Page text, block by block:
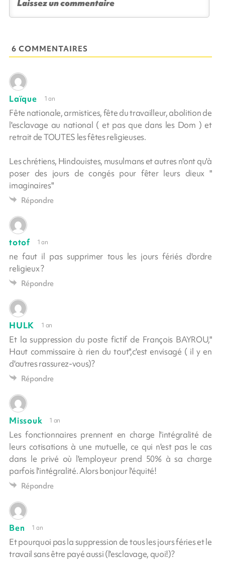
6 COMMENTAIRES
Laïque 1 an
Fête nationale, armistices, fête du travailleur, abolition de
l'esclavage au national ( et pas que dans les Dom ) et
retrait de TOUTES les fêtes religieuses.
Les chrétiens, Hindouistes, musulmans et autres n'ont qu'à
poser des jours de congés pour fêter leurs dieux "
imaginaires"
Répondre
totof 1 an
ne faut il pas supprimer tous les jours fériés d'ordre
religieux ?
Répondre
HULK 1 an
Et la suppression du poste fictif de François BAYROU,"
Haut commissaire à rien du tout",c'est envisagé ( il y en
d'autres rassurez-vous)?
Répondre
Missouk 1 an
Les fonctionnaires prennent en charge l'intégralité de
leurs cotisations à une mutuelle, ce qui n'est pas le cas
dans le privé où l'employeur prend 50% à sa charge
parfois l'intégralité. Alors bonjour l'équité!
Répondre
Ben 1 an
Et pourquoi pas la suppression de tous les jours féries et le
travail sans être payé aussi (l'esclavage, quoi!)?